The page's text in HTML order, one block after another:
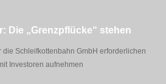
Die „Grenzpflücke“ stehen
die Schleifkottenbahn GmbH erforderlichen
Investoren aufnehmen